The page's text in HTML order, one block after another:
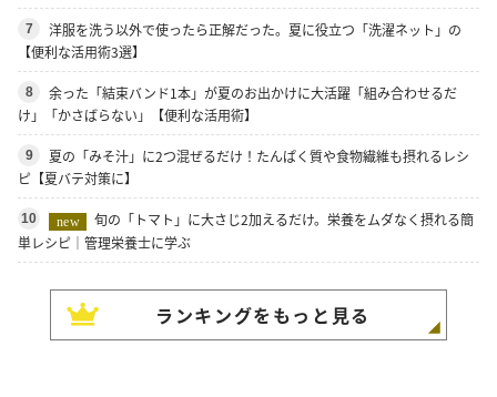
7
洋服を洗う以外で使ったら正解だった。夏に役立つ「洗濯ネット」の
【便利な活用術3選】
8
余った「結束バンド1本」が夏のお出かけに大活躍「組み合わせるだ
け」「かさばらない」【便利な活用術】
9
夏の「みそ汁」に2つ混ぜるだけ！たんぱく質や食物繊維も摂れるレシ
ピ【夏バテ対策に】
10 new
旬の「トマト」に大さじ2加えるだけ。栄養をムダなく摂れる簡
単レシピ｜管理栄養士に学ぶ
ランキングをもっと見る